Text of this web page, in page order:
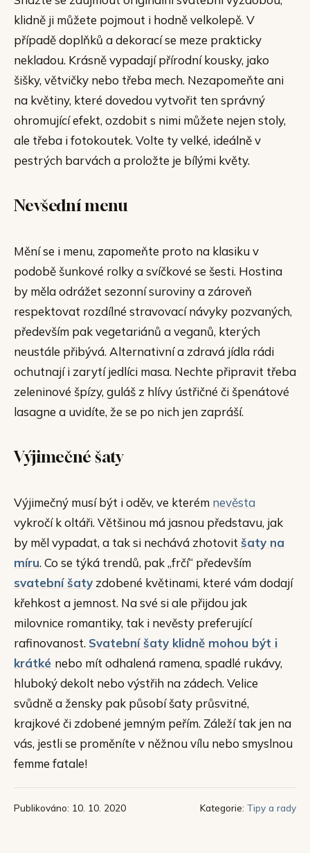
klidně ji můžete pojmout i hodně velkolepě. V
případě doplňků a dekorací se meze prakticky
nekladou. Krásně vypadají přírodní kousky, jako
šišky, větvičky nebo třeba mech. Nezapomeňte ani
na květiny, které dovedou vytvořit ten správný
ohromující efekt, ozdobit s nimi můžete nejen stoly,
ale třeba i fotokoutek. Volte ty velké, ideálně v
pestrých barvách a proložte je bílými květy.
Nevšední menu
Mění se i menu, zapomeňte proto na klasiku v
podobě šunkové rolky a svíčkové se šesti. Hostina
by měla odrážet sezonní suroviny a zároveň
respektovat rozdílné stravovací návyky pozvaných,
především pak vegetariánů a veganů, kterých
neustále přibývá. Alternativní a zdravá jídla rádi
ochutnají i zarytí jedlíci masa. Nechte připravit třeba
zeleninové špízy, guláš z hlívy ústřičné či špenátové
lasagne a uvidíte, že se po nich jen zapráší.
Výjimečné šaty
Výjimečný musí být i oděv, ve kterém nevěsta
vykročí k oltáři. Většinou má jasnou představu, jak
by měl vypadat, a tak si nechává zhotovit šaty na
míru. Co se týká trendů, pak „frčí“ především
svatební šaty zdobené květinami, které vám dodají
křehkost a jemnost. Na své si ale přijdou jak
milovnice romantiky, tak i nevěsty preferující
rafinovanost. Svatební šaty klidně mohou být i
krátké nebo mít odhalená ramena, spadlé rukávy,
hluboký dekolt nebo výstřih na zádech. Velice
svůdně a žensky pak působí šaty průsvitné,
krajkové či zdobené jemným peřím. Záleží tak jen na
vás, jestli se proměníte v něžnou vílu nebo smyslnou
femme fatale!
Publikováno: 10. 10. 2020 Kategorie: Tipy a rady